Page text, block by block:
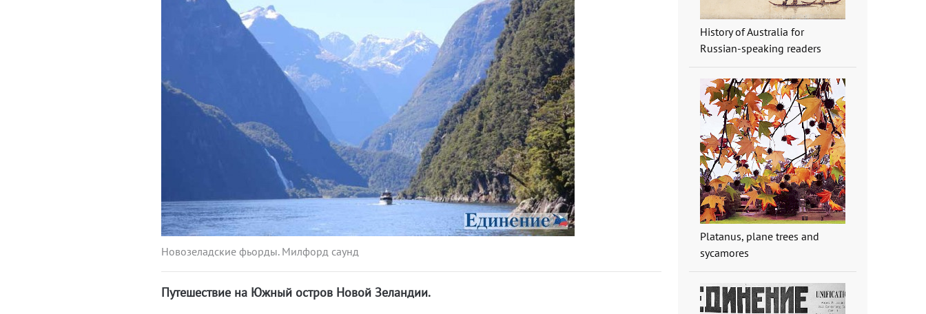
Новозеладские фьорды. Милфорд саунд
Путешествие на Южный остров Новой Зеландии.
History of Australia for
Russian-speaking readers
Platanus, plane trees and
sycamores